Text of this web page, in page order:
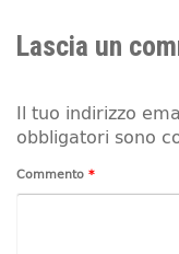
Lascia un
Il tuo indirizzo
obbligatori sono
Commento *